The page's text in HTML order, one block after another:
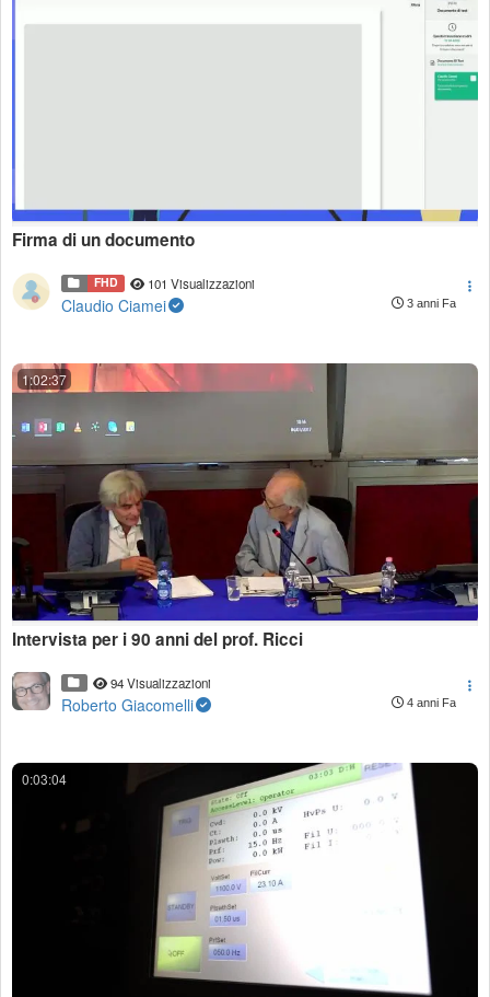
Firma di un documento
FHD 101 Visualizzazioni
Claudio Ciamei 3 anni Fa
1:02:37
Intervista per i 90 anni del prof. Ricci
94 Visualizzazioni
Roberto Giacomelli 4 anni Fa
0:03:04